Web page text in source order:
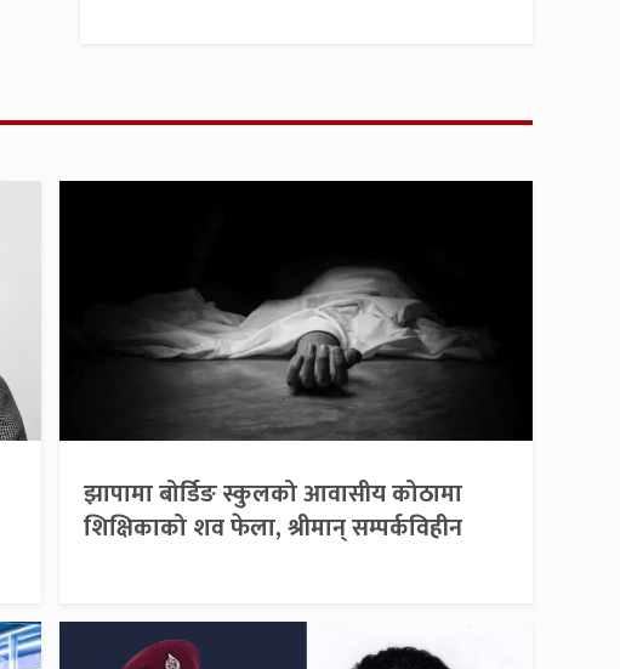
झापामा बोर्डिङ स्कुलको आवासीय कोठामा
शिक्षिकाको शव फेला, श्रीमान् सम्पर्कविहीन